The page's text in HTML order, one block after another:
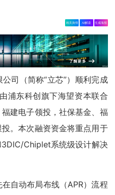
相关舆情 AI解读 生成海报
司（简称“立芯”）顺利完成
浦东科创旗下海望资本联合
建电子领投，社保基金、福
。本次融资资金将重点用于
Chiplet系统级设计解决
自动布局布线（APR）流程